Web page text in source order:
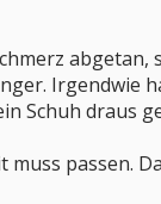
abgetan,
Irgendwie
Schuh draus
muss passen.